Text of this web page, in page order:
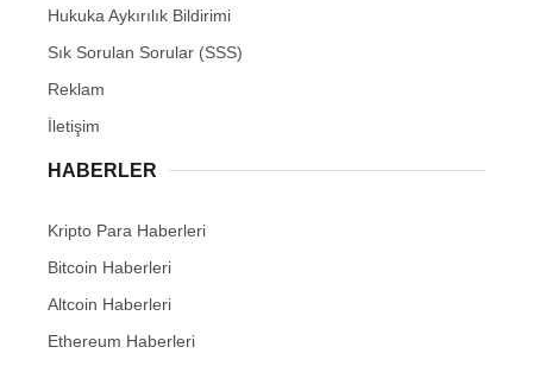
Hukuka Aykırılık Bildirimi
Sık Sorulan Sorular (SSS)
Reklam
İletişim
HABERLER
Kripto Para Haberleri
Bitcoin Haberleri
Altcoin Haberleri
Ethereum Haberleri